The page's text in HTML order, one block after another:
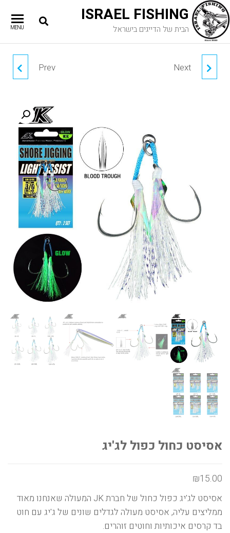
ISRAEL FISHING
הבית של הדייגים בישראל MENU
Prev Next
אסיסט כחול כפול לג'יג
₪15.00
אסיסט לג'יג כפול כחול של חברת JK המעולה שאנחנו מאוד
ממליצים עליה, אסיסט מעולה לגדלים שונים של ג'יג עם חוט
בד קרסים איכותיות וחוטים זוהרים.